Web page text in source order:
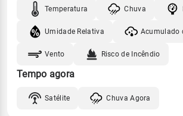
Temperatura Chuva
Umidade Relativa Acumulado
Vento Risco de Incêndio
Tempo agora
Satélite Chuva Agora